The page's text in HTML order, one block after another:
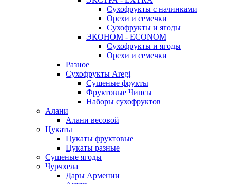
Сухофрукты с начинками
Орехи и семечки
Сухофрукты и ягоды
ЭКОНОМ - ECONOM
Сухофрукты и ягоды
Орехи и семечки
Разное
Сухофрукты Aregi
Сушеные фрукты
Фруктовые Чипсы
Наборы сухофруктов
Алани
Алани весовой
Цукаты
Цукаты фруктовые
Цукаты разные
Сушеные ягоды
Чурчхела
Дары Армении